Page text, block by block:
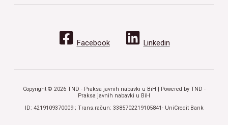
Facebook Linkedin
Copyright © 2026 TND - Praksa javnih nabavki u BiH | Powered by TND -
Praksa javnih nabavki u BiH
ID: 4219109370009 ; Trans.račun: 3385702219105841- UniCredit Bank